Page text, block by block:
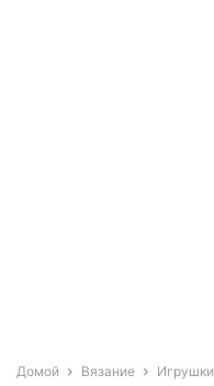
Домой Вязание Игрушки